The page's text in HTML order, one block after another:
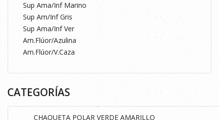
Sup Ama/Inf Marino
Sup Am/Inf Gris
Sup Ama/Inf Ver
Am.Flúor/Azulina
Am.Flúor/V.Caza
CATEGORÍAS